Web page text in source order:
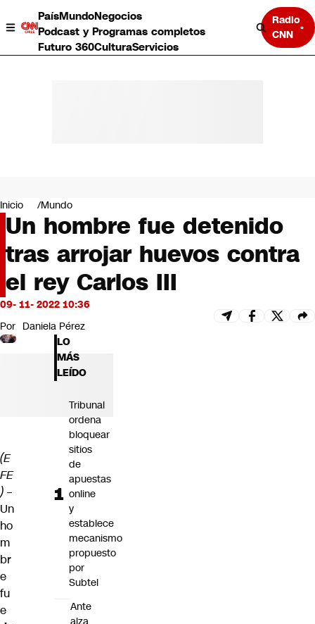
PaísMundoNegocios
Podcast y Programas completos
Futuro 360CulturaServicios
Radio
CNN
Negocios
Deportes
Programas completos
Cultura
Servicios
Bits
CNN Data
CNN tiempo
Futuro 360
Opinión
Inicio Mundo
Un hombre fue detenido
tras arrojar huevos contra
el rey Carlos III
09- 11- 2022 10:36
Por Daniela Pérez
(E
FE
) –
Un
ho
m
br
e
fu
e
LO
MÁS
LEÍDO
Tribunal
ordena
bloquear
sitios
de
apuestas
online
y
establece
mecanismo
propuesto
por
Subtel
Ante
alza